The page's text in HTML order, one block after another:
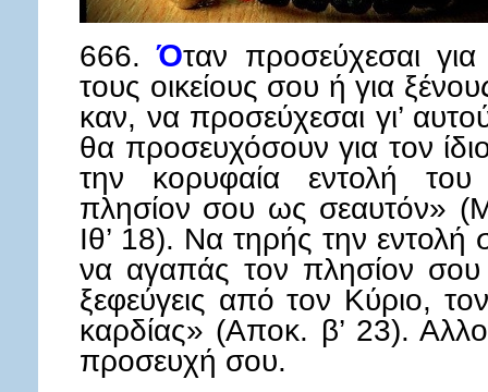
666.Όταν προσεύχεσαι
τους οικείους σου ή για
καν, να προσεύχεσαι γι’
θα προσευχόσουν για τον
την κορυφαία εντολή
πλησίον σου ως σεαυτόν»
Ιθ’ 18). Να τηρής την εντολή
να αγαπάς τον πλησίον
ξεφεύγεις από τον Κύριο,
καρδίας» (Αποκ. β’ 23).
προσευχή σου.